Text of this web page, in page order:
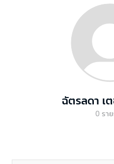
ฉัตรลดา เ
0 รา